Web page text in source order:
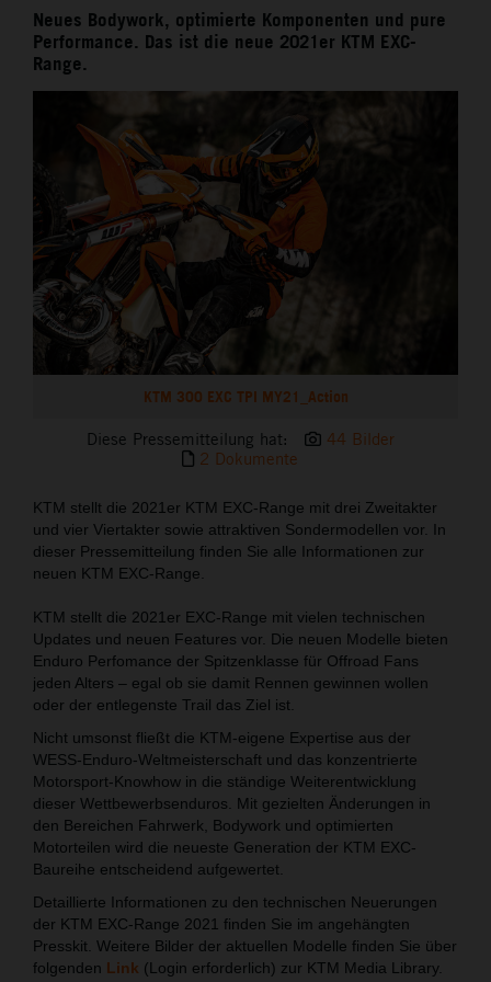
Neues Bodywork, optimierte Komponenten und pure
Performance. Das ist die neue 2021er KTM EXC-
Range.
KTM 300 EXC TPI MY21_Action
Diese Pressemitteilung hat:
44 Bilder
2 Dokumente
KTM stellt die 2021er KTM EXC-Range mit drei Zweitakter
und vier Viertakter sowie attraktiven Sondermodellen vor. In
dieser Pressemitteilung finden Sie alle Informationen zur
neuen KTM EXC-Range.
KTM stellt die 2021er EXC-Range mit vielen technischen
Updates und neuen Features vor. Die neuen Modelle bieten
Enduro Perfomance der Spitzenklasse für Offroad Fans
jeden Alters – egal ob sie damit Rennen gewinnen wollen
oder der entlegenste Trail das Ziel ist.
Nicht umsonst fließt die KTM-eigene Expertise aus der
WESS-Enduro-Weltmeisterschaft und das konzentrierte
Motorsport-Knowhow in die ständige Weiterentwicklung
dieser Wettbewerbsenduros. Mit gezielten Änderungen in
den Bereichen Fahrwerk, Bodywork und optimierten
Motorteilen wird die neueste Generation der KTM EXC-
Baureihe entscheidend aufgewertet.
Detaillierte Informationen zu den technischen Neuerungen
der KTM EXC-Range 2021 finden Sie im angehängten
Presskit. Weitere Bilder der aktuellen Modelle finden Sie über
folgenden Link (Login erforderlich) zur KTM Media Library.